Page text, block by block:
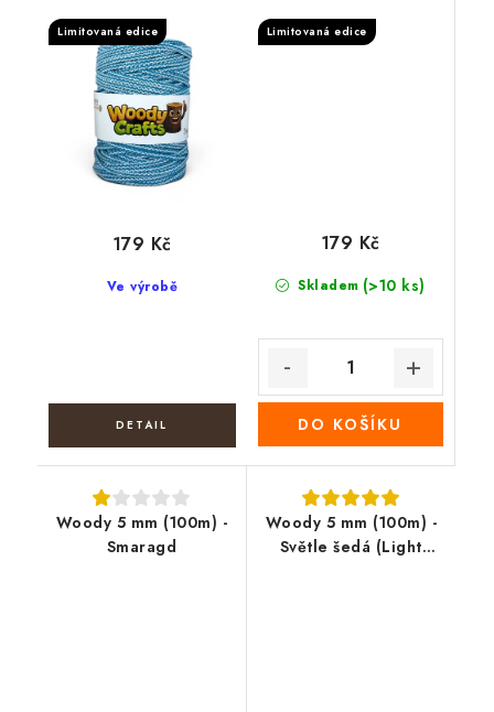
Limitovaná edice
Ve výrobě
179 Kč
Limitovaná edice
Skladem (>10 ks)
179 Kč
DO KOŠÍKU
Woody 5 mm (100m) -
Smaragd
Woody 5 mm (100m) -
Světle šedá (Light